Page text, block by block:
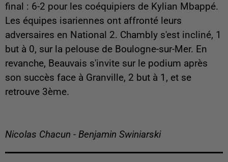
final : 6-2 pour les coéquipiers de Kylian Mbappé.
Les équipes isariennes ont affronté leurs
adversaires en National 2. Chambly s'est incliné, 1
but à 0, sur la pelouse de Boulogne-sur-Mer. En
revanche, Beauvais s'invite sur le podium après
son succès face à Granville, 2 but à 1, et se
retrouve 3ème.
Nicolas Chacun - Benjamin Swiniarski